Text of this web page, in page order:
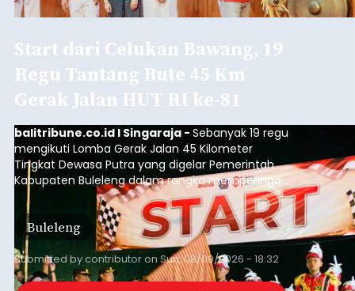
Start dari Celukan Bawang, 19
Regu Tantang Rute 45 Km
Gerak Jalan HUT RI ke-81
balitribune.co.id I Singaraja - Sebanyak 19 regu
mengikuti Lomba Gerak Jalan 45 Kilometer
Tingkat Dewasa Putra yang digelar Pemerintah
Kabupaten Buleleng dalam rangka memperingati
HUT ke-81 Kemerdekaan Republik Indonesia.
Lomba resmi dimulai dari Lapangan Sepak Bola
Desa Celukan Bawang, Sabtu (8/8/2026) malam.
Buleleng
Submitted bycontributoron Sun, 08/09/2026 - 18:32